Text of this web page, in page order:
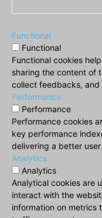
Functional
Functional
Functional cookies
sharing the content of
collect feedbacks,
Performance
Performance
Performance cookies
key performance
delivering a better
Analytics
Analytics
Analytical cookies are
interact with the
information on metrics